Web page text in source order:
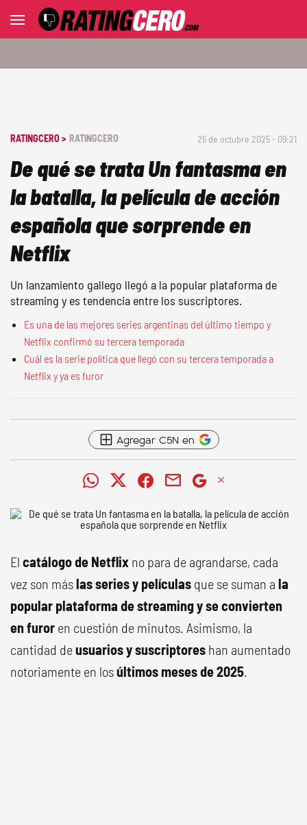
RATINGCERO > RATINGCERO 26 de octubre 2025 - 09:21
De qué se trata Un fantasma en
la batalla, la película de acción
española que sorprende en
Netflix
Un lanzamiento gallego llegó a la popular plataforma de
streaming y es tendencia entre los suscriptores.
Es una de las mejores series argentinas del último tiempo y
Netflix confirmó su tercera temporada
Cuál es la serie política que llegó con su tercera temporada a
Netflix y ya es furor
Agregar C5N en
El catálogo de Netflix no para de agrandarse, cada
vez son máslas series y películas que se suman a la
popular plataforma de streaming y se convierten
en furor en cuestión de minutos. Asimismo, la
cantidad deusuarios y suscriptores han aumentado
notoriamente en losúltimos meses de 2025.